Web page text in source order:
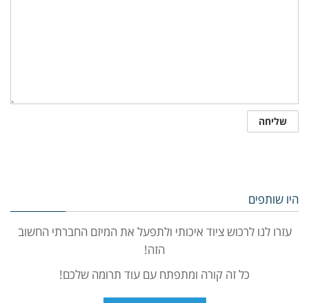
היו שותפים
עזרו לנו לרכוש ציוד איכותי ולתפעל את המיזם החברתי החשוב
הזה!
כל זה קורה ומתפתח עם עוד תרומה שלכם!